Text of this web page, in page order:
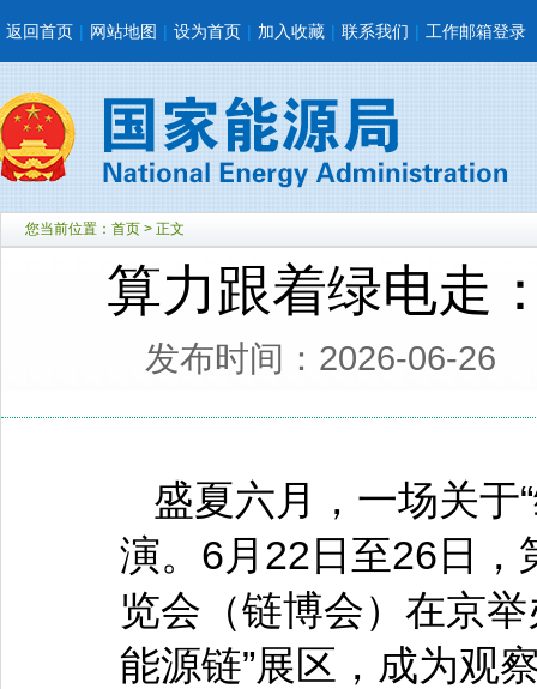
返回首页 | 网站地图 | 设为首页 | 加入收藏 | 联系我们 | 工作邮箱登录
您当前位置： 首页 > 正文
算力跟着绿电走
发布时间：2026-06-26
盛夏六月，一场关于
演。6月22日至26日，
览会（链博会）在京
能源链”展区，成为观